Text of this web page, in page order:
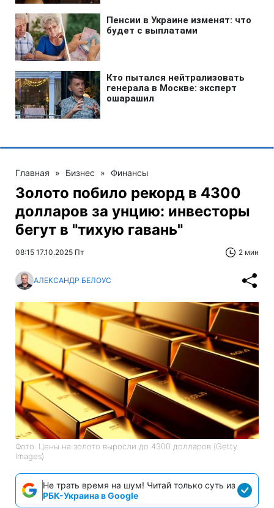
Главная » Бизнес » Финансы
Золото побило рекорд в 4300
долларов за унцию: инвесторы
бегут в "тихую гавань"
08:15 17.10.2025 Пт 2 мин
АЛЕКСАНДР БЕЛОУС
Фото: Цены на золото выросли до 4300 долларов (Getty
Images)
Не трать время на шум! Читай только суть из
РБК-Украина в Google